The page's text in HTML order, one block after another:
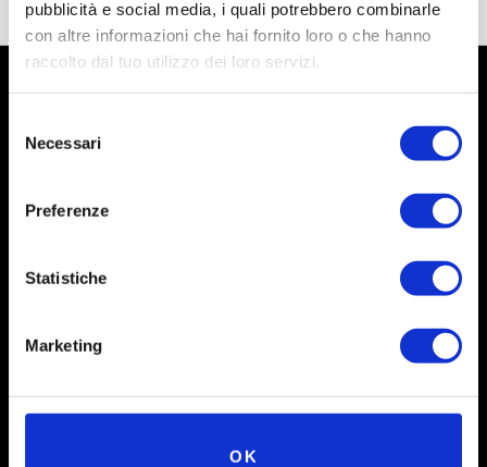
pubblicità e social media, i quali potrebbero combinarle
con altre informazioni che hai fornito loro o che hanno
raccolto dal tuo utilizzo dei loro servizi.
delNecessari
Preferenze
Statistiche
Marketing
OK
Social
Instagram